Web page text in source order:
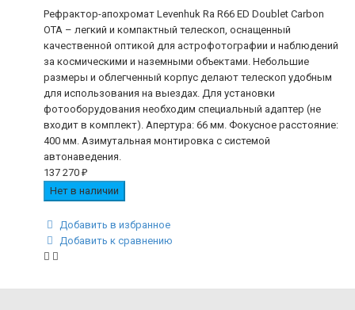
Рефрактор-апохромат Levenhuk Ra R66 ED Doublet Carbon
OTA – легкий и компактный телескоп, оснащенный
качественной оптикой для астрофотографии и наблюдений
за космическими и наземными объектами. Небольшие
размеры и облегченный корпус делают телескоп удобным
для использования на выездах. Для установки
фотооборудования необходим специальный адаптер (не
входит в комплект). Апертура: 66 мм. Фокусное расстояние:
400 мм. Азимутальная монтировка с системой
автонаведения.
137 270 ₽
Нет в наличии
Добавить в избранное
Добавить к сравнению